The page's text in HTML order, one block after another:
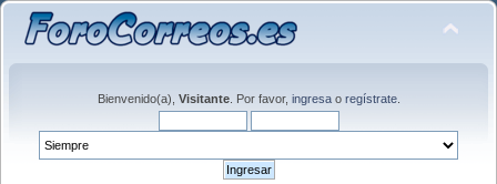
Bienvenido(a), Visitante. Por favor, ingresao regístrate.